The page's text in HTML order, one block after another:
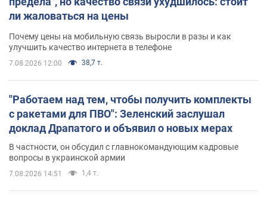
ли жаловаться на цены
Почему цены на мобильную связь выросли в разы и как
улучшить качество интернета в телефоне
7.08.2026 12:00 38,7 т.
"Работаем над тем, чтобы получить комплекты
с ракетами для ПВО": Зеленский заслушал
доклад Драпатого и объявил о новых мерах
В частности, он обсудил с главнокомандующим кадровые
вопросы в украинской армии
7.08.2026 14:51 1,4 т.